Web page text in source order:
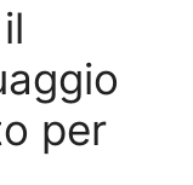
per